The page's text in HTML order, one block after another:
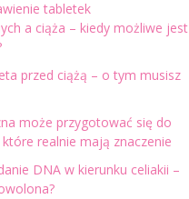
tabletek
a ciąża – kiedy możliwe jest
przed ciążą – o tym musisz
może przygotować się do
które realnie mają znaczenie
DNA w kierunku celiakii –